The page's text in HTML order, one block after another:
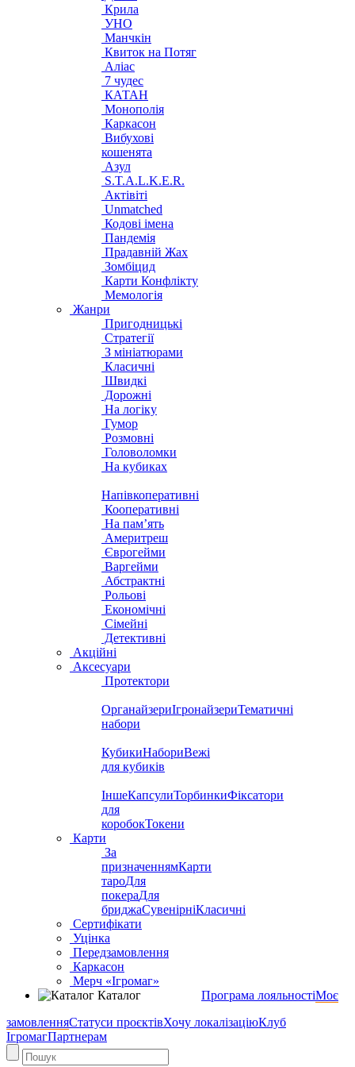
Крила
УНО
Манчкін
Квиток на Потяг
Аліас
7 чудес
КАТАН
Монополія
Каркасон
Вибухові
кошенята
Азул
S.T.A.L.K.E.R.
Актівіті
Unmatched
Кодові імена
Пандемія
Прадавній Жах
Зомбіцид
Карти Конфлікту
Мемологія
Жанри
Пригодницькі
Стратегії
З мініатюрами
Класичні
Швидкі
Дорожні
На логіку
Гумор
Розмовні
Головоломки
На кубиках
Напівкоперативні
Кооперативні
На пам’ять
Америтреш
Єврогейми
Варгейми
Абстрактні
Рольові
Економічні
Сімейні
Детективні
Акційні
Аксесуари
Протектори
ОрганайзериІгронайзериТематичні
набори
КубикиНабориВежі
для кубиків
ІншеКапсулиТорбинкиФіксатори
для
коробокТокени
Карти
За
призначеннямКарти
тароДля
покераДля
бриджаСувенірніКласичні
Сертифікати
Уцінка
Передзамовлення
Каркасон
Мерч «Ігромаг»
Каталог
Програма лояльностіМоє
замовленняСтатуси проєктівХочу локалізаціюКлуб
ІгромагПартнерам